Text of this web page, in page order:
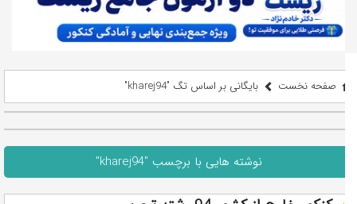
صفحه نخست بایگانی بر اساس تگ "kharej94"
نوشته هایی با برچسب "kharej94"